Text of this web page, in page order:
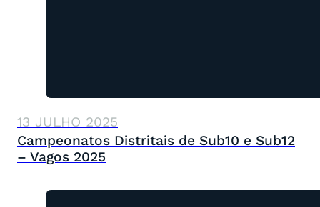
13 JULHO 2025
Campeonatos Distritais de Sub10 e Sub12
– Vagos 2025